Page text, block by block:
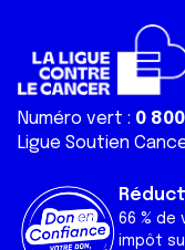
Numéro vert : 0
Ligue Soutien
66 %
impôt